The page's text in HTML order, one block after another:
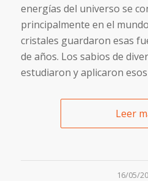
energías del universo se
principalmente en el
cristales guardaron esas
de años. Los sabios de
estudiaron y aplicaron
Leer
16/05/